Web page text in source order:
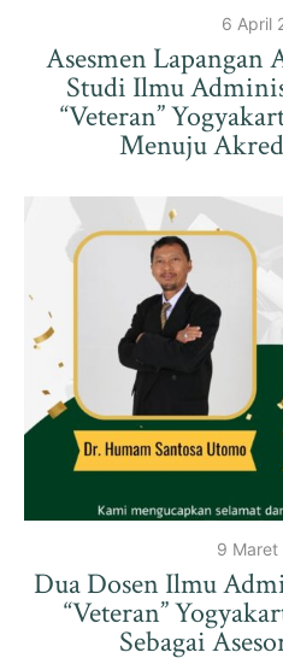
6 April
Asesmen Lapangan
Studi Ilmu
“Veteran”
Menuju
9 Maret
Dua Dosen Ilmu
“Veteran”
Sebagai